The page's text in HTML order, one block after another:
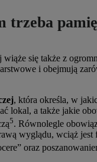
trzeba
się także z
i obejmują
, która określa, w
lokal, a także jakie
5. Równolegle
wyglądu, wciąż
oraz